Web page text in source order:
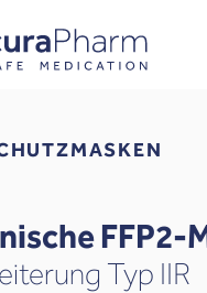
FFP2-
Typ IIR